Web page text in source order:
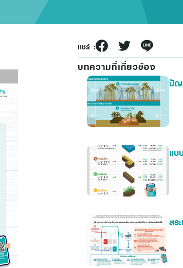
แชร์ :
บทความที่เกี่ยวข้อง
ปัญ
แบ
สร